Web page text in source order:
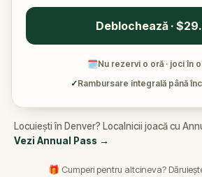
Deblochează ·
🗓Nu rezervi o oră · joci în
✓Rambursare integrală până
Locuiești în Denver? Localnicii joacă cu
Vezi Annual Pass →
🎁 Cumperi pentru altcineva?